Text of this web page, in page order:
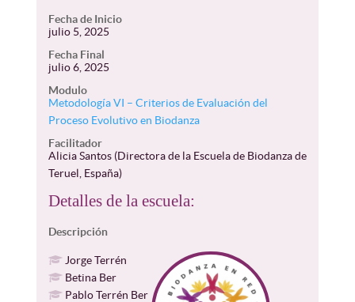
Fecha de Inicio
julio 5, 2025
Fecha Final
julio 6, 2025
Modulo
Metodología VI – Criterios de Evaluación del
Proceso Evolutivo en Biodanza
Facilitador
Alicia Santos (Directora de la Escuela de Biodanza de
Teruel, España)
Detalles de la escuela:
Descripción
Jorge Terrén
Betina Ber
Pablo Terrén Ber